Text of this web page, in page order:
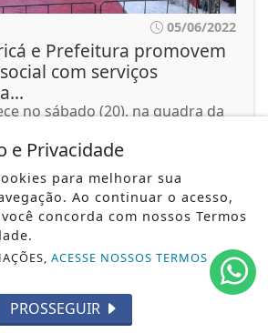
05/06/2022
e Prefeitura promovem
com serviços
no sábado (20), na quadra da
ACESSAR
SAMBANAS REDES SOCIAIS
e Privacidade
para melhorar sua
Ao continuar o acesso,
concorda com nossos Termos
ACESSE NOSSOS TERMOS
PROSSEGUIR